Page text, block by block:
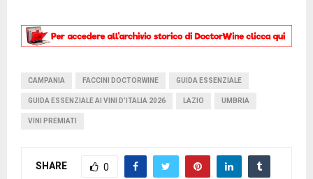
CAMPANIA FACCINI DOCTORWINE GUIDA ESSENZIALE
GUIDA ESSENZIALE AI VINI D’ITALIA 2026 LAZIO UMBRIA
VINI PREMIATI
SHARE 0